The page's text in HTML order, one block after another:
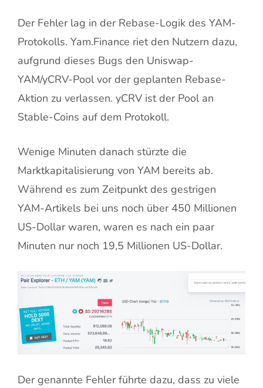
Der Fehler lag in der Rebase-Logik des YAM-
Protokolls. Yam.Finance riet den Nutzern dazu,
aufgrund dieses Bugs den Uniswap-
YAM/yCRV-Pool vor der geplanten Rebase-
Aktion zu verlassen. yCRV ist der Pool an
Stable-Coins auf dem Protokoll.
Wenige Minuten danach stürzte die
Marktkapitalisierung von YAM bereits ab.
Während es zum Zeitpunkt des gestrigen
YAM-Artikels bei uns noch über 450 Millionen
US-Dollar waren, waren es nach ein paar
Minuten nur noch 19,5 Millionen US-Dollar.
Der genannte Fehler führte dazu, dass zu viele